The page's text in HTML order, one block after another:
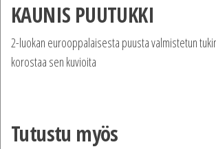
KAUNIS PUUTUKKI
2-luokan eurooppalaisesta puusta valmistetun
korostaa sen kuvioita
Tutustu myös